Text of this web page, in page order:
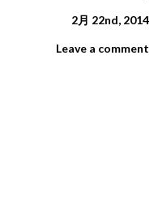
2月 22nd, 2014
Leave a comment